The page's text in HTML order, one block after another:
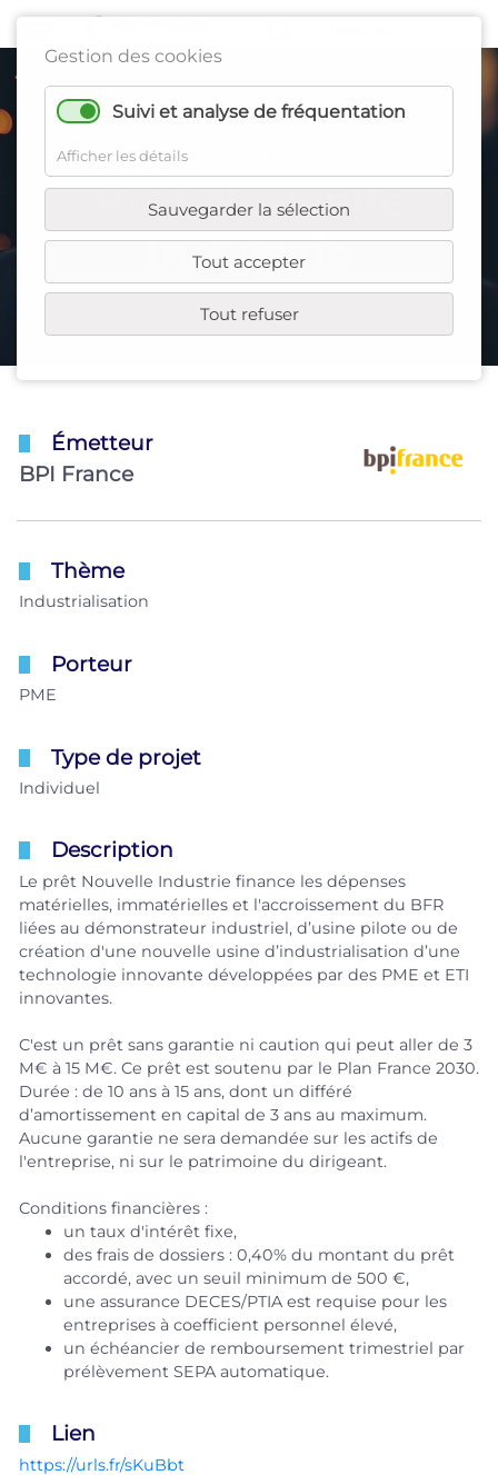
Gestion des cookies
Suivi et analyse de fréquentation
Afficher les détails
Sauvegarder la sélection
Tout accepter
Tout refuser
Appel à projet
Prêt Nouvelle
Industrie
Émetteur
BPI France
Thème
Industrialisation
Porteur
PME
Type de projet
Individuel
Description
Le prêt Nouvelle Industrie finance les dépenses
matérielles, immatérielles et l'accroissement du BFR
liées au démonstrateur industriel, d’usine pilote ou de
création d'une nouvelle usine d’industrialisation d’une
technologie innovante développées par des PME et ETI
innovantes.
C'est un prêt sans garantie ni caution qui peut aller de 3
M€ à 15 M€. Ce prêt est soutenu par le Plan France 2030.
Durée : de 10 ans à 15 ans, dont un différé
d’amortissement en capital de 3 ans au maximum.
Aucune garantie ne sera demandée sur les actifs de
l'entreprise, ni sur le patrimoine du dirigeant.
Conditions financières :
un taux d'intérêt fixe,
des frais de dossiers : 0,40% du montant du prêt
accordé, avec un seuil minimum de 500 €,
une assurance DECES/PTIA est requise pour les
entreprises à coefficient personnel élevé,
un échéancier de remboursement trimestriel par
prélèvement SEPA automatique.
Lien
https://urls.fr/sKuBbt